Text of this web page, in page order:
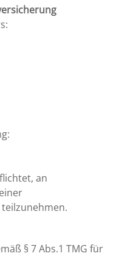
an
§ 7 Abs.1 TMG für